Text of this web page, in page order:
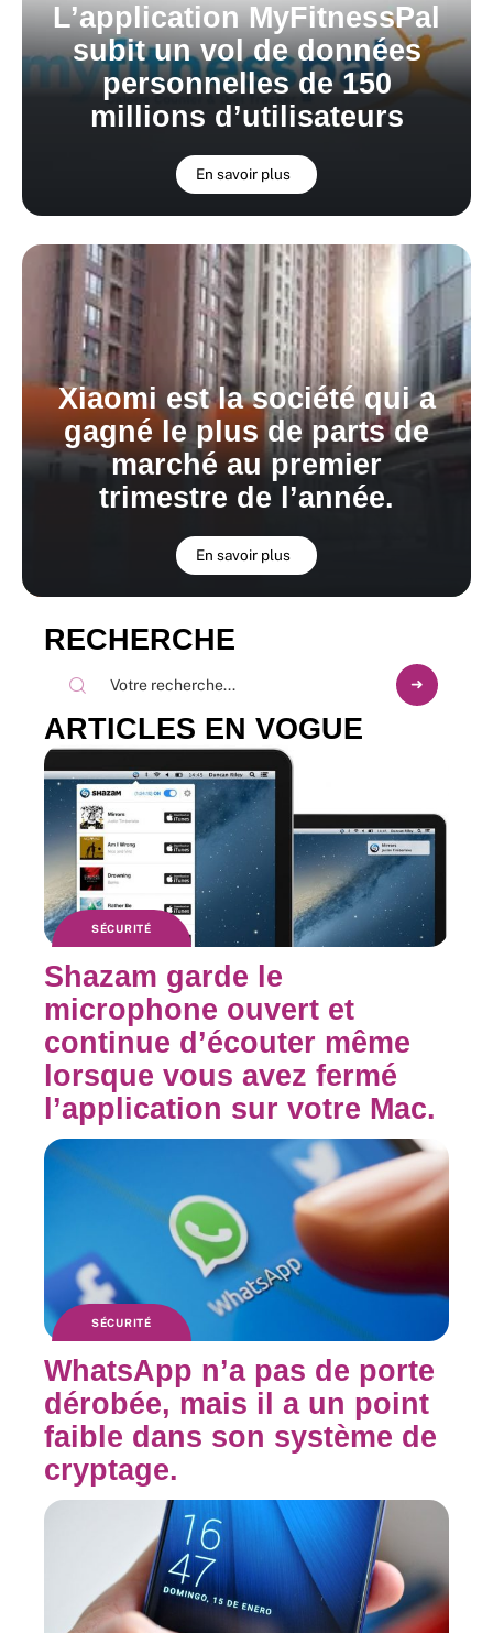
L’application MyFitnessPal
subit un vol de données
personnelles de 150
millions d’utilisateurs
En savoir plus
Xiaomi est la société qui a
gagné le plus de parts de
marché au premier
trimestre de l’année.
En savoir plus
RECHERCHE
ARTICLES EN VOGUE
SÉCURITÉ
Shazam garde le
microphone ouvert et
continue d’écouter même
lorsque vous avez fermé
l’application sur votre Mac.
SÉCURITÉ
WhatsApp n’a pas de porte
dérobée, mais il a un point
faible dans son système de
cryptage.